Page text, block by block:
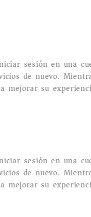
sesión en una
de nuevo.
mejorar su
sesión en una
de nuevo.
mejorar su